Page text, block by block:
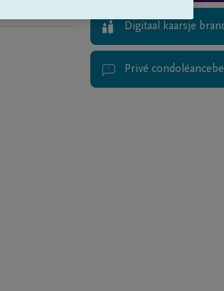
Digitaal kaarsje
Privé